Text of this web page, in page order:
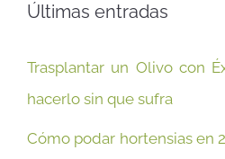
Últimas entradas
Trasplantar un Olivo con
hacerlo sin que sufra
Cómo podar hortensias en